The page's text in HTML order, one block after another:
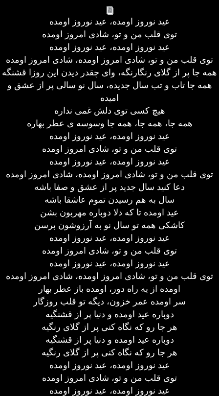
عید نوروز اومده، عید نوروز اومده
توی قلب من و تو، شادی امروز اومده
عید نوروز اومده، عید نوروز اومده
توی قلب من و تو، شادی امروز اومده، شادی امروز اومده
همه جا پر از گلای رنگارنگه، وای چقدر دیدن این روزا قشنگه
همه جا تاب و تب سال جدیده، سال نو سالی پر از عشق و
امیده
هیچ کسی توی دلش غمی نداره
همه جا، همه جا، همه جا وسوسه ی عطر بهاره
عید نوروز اومده، عید نوروز اومده
توی قلب من و تو، شادی امروز اومده
عید نوروز اومده، عید نوروز اومده
توی قلب من و تو، شادی امروز اومده، شادی امروز اومده
دعا کنید سال جدید پر از عشق و صفا باشه
سال به هم رسیدن تموم عاشقا باشه
عید اومده تا که دلا دوباره مهربون بشن
کاشکی همه تو سال نو به آرزوشون برسن
عید نوروز اومده، عید نوروز اومده
توی قلب من و تو، شادی امروز اومده
عید نوروز اومده، عید نوروز اومده
توی قلب من و تو، شادی امروز اومده، شادی امروز اومده
اومده از یه راه دور، اومده باز عطر بهار
سر اومده عمر خزون، دیگه تو قلب روزگار
دوباره عید اومده و دنیا پر از قشنگیه
هر جا رو که نگاه کنی پر از گلای رنگیه
دوباره عید اومده و دنیا پر از قشنگیه
هر جا رو که نگاه کنی پر از گلای رنگیه
عید نوروز اومده، عید نوروز اومده
توی قلب من و تو، شادی امروز اومده
عید نوروز اومده، عید نوروز اومده